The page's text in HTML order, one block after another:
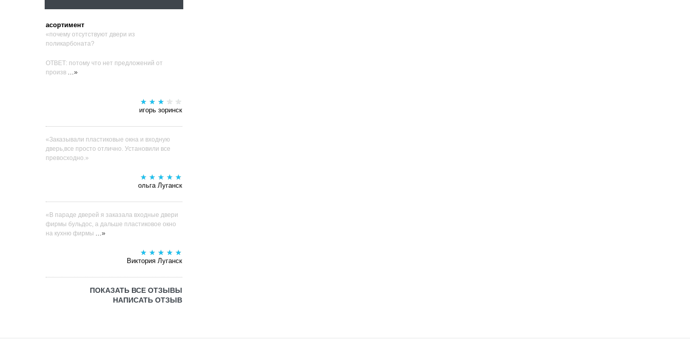
асортимент
«почему отсутствуют двери из
поликарбоната?
ОТВЕТ: потому что нет предложений от
произв
...»
игорь зоринск
«Заказывали пластиковые окна и входную
дверь,все просто отлично. Установили все
превосходно.»
ольга Луганск
«В параде дверей я заказала входные двери
фирмы бульдос, а дальше пластиковое окно
на кухню фирмы
...»
Виктория Луганск
ПОКАЗАТЬ ВСЕ ОТЗЫВЫ
НАПИСАТЬ ОТЗЫВ